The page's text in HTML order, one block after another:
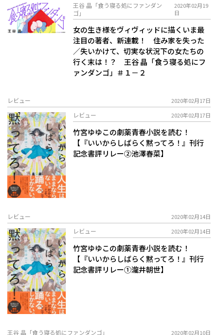
王谷 晶「食う寝る処にファンダン
ゴ」
2020年02月19
日
女の生き様をヴィヴィッドに描くいま最
注目の著者、新連載！ 住み家を失った
／失いかけて、切実な状況下の女たちの
行く末は！？ 王谷 晶「食う寝る処にフ
ァンダンゴ」＃１－２
レビュー 2020年02月17日
レビュー 2020年02月17日
竹宮ゆゆこの劇薬青春小説を読む！
【『いいからしばらく黙ってろ！』刊行
記念書評リレー②池澤春菜】
レビュー 2020年02月14日
レビュー 2020年02月14日
竹宮ゆゆこの劇薬青春小説を読む！
【『いいからしばらく黙ってろ！』刊行
記念書評リレー①瀧井朝世】
王谷 晶「食う寝る処にファンダンゴ」 2020年02月10日